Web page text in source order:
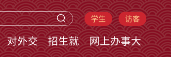
学生 访客
对外交 招生就 网上办事大